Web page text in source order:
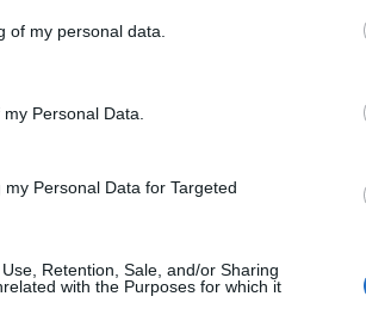
of my personal data.
Personal Data.
Personal Data for Targeted
Retention, Sale, and/or Sharing
with the Purposes for which it
tartozik, melynek olvasása
belüli